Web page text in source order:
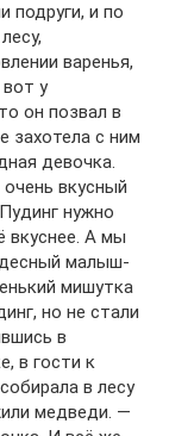
и по
варенья,
у
он позвал в
захотела с ним
девочка.
вкусный
нужно
вкуснее. А мы
малыш-
мишутка
но не стали
в
в гости к
в лесу
медведи. —